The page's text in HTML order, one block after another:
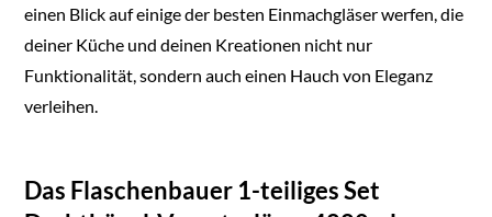
einen Blick auf einige der besten Einmachgläser werfen, die
deiner Küche und deinen Kreationen nicht nur
Funktionalität, sondern auch einen Hauch von Eleganz
verleihen.
Das Flaschenbauer 1-teiliges Set